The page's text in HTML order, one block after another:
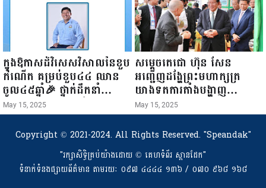
ក្នុងឱកាសដ៏វិសេសវិសាលនៃខួប
កំណើត គម្រប់ខួប៤៤ ឈាន
ចូល៤៥ឆ្នាំ🎉 ថ្នាក់ដឹកនាំ
សមាជិក សមាជិកា នៃក្រុម
គ្រួសារកម្មវិធីអាជីវកម្មចល័ត និង
កម្មករសំណង់ សូមគោរពជូនពរ
ជូនចំពោះ ឯកឧត្តម សាយ
សំអាល់ ប្រធានសហភាព
សហព័ន្ធយុវជនកម្ពុជា រាធានី
May 15, 2025
សម្តេចតេជោ ហ៊ុន សែន
អញ្ជើញដង្ហែព្រះមហាក្សត្រ
យាងទតការតាំងបង្ហាញ
ផលិតផលកសិកម្ម កសិ
ឧស្សាហកម្ម និងសិប្បកម្ម ក្នុង
ព្រះរាជពិធីច្រត់ព្រះនង្គ័ល...
May 15, 2025
Copyright © 2021-2024. All Rights Reserved. "Speandak"
"រក្សាសិទ្ធិគ្រប់យ៉ាងដោយ​ © គេហទំព័រ ស្ពានដែក"
ទំនាក់ទំនងផ្សាយព័ត៌មាន តាមរយៈ ០៩៧ ៤៤៤៤ ១៣៦ / ០៧០ ៩៦៨ ១៦៨